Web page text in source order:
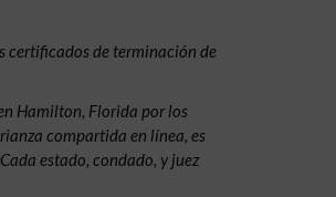
certificados de terminación de
Hamilton, Florida por los
compartida en línea, es
estado, condado, y juez